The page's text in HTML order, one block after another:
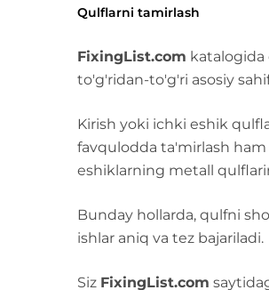
Qulflarni tamirlash
FixingList.com katalogida
to'g'ridan-to'g'ri asosiy
Kirish yoki ichki eshik
favqulodda ta'mirlash
eshiklarning metall
Bunday hollarda, qulfni
ishlar aniq va tez bajariladi.
Siz FixingList.com